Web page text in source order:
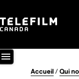
Accueil/Qui